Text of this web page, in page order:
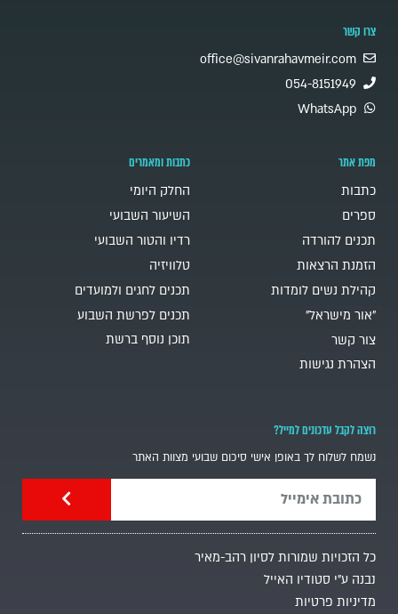
צרו קשר
office@sivanrahavmeir.com
054-8151949
WhatsApp
מפת אתר
כתבות
ספרים
תכנים להורדה
הזמנת הרצאות
קהילת נשים לומדות
"אור מישראל"
צור קשר
הצהרת נגישות
כתבות ומאמרים
החלק היומי
השיעור השבועי
רדיו והטור השבועי
טלוויזיה
תכנים לחגים ולמועדים
תכנים לפרשת השבוע
תוכן נוסף ברשת
רוצה לקבל עדכונים למייל?
נשמח לשלוח לך באופן אישי סיכום שבועי מצוות האתר
כל הזכויות שמורות לסיון רהב-מאיר
נבנה ע"י סטודיו האייל
מדיניות פרטיות